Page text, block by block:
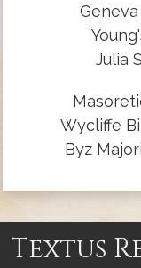
Julia
Wycliffe
Byz
Textus